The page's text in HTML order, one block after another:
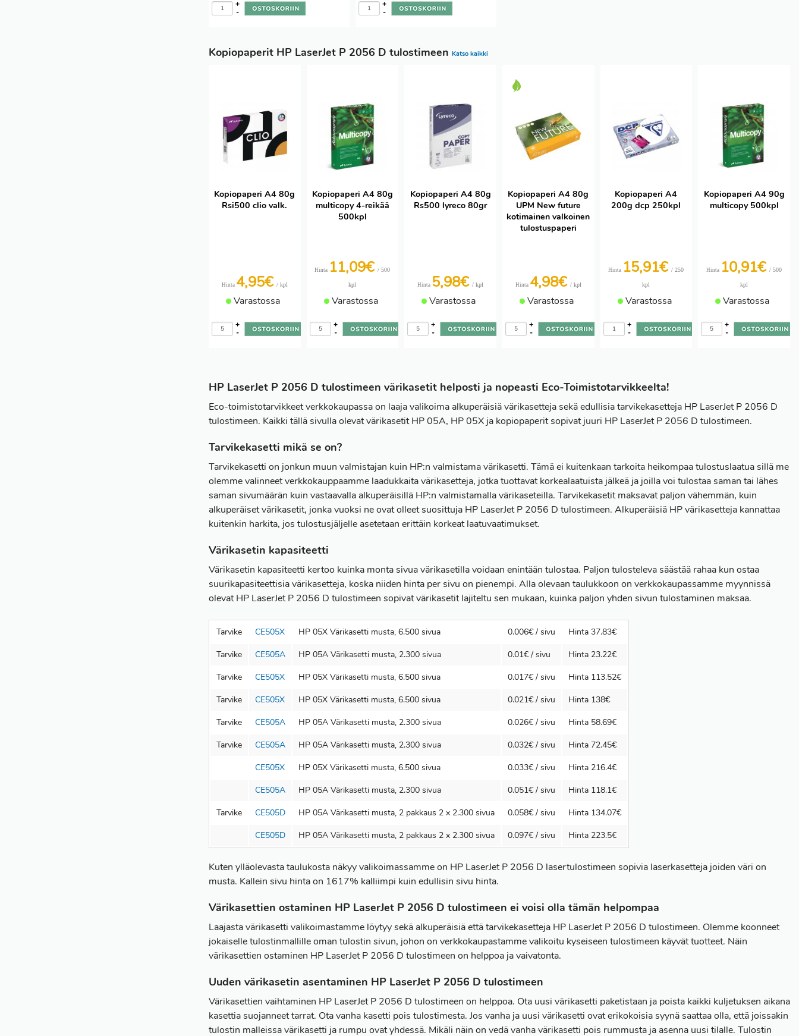
-
+
-
+
Kopiopaperit HP LaserJet P 2056 D tulostimeen Katso kaikki
Kopiopaperi A4 80g
Rsi500 clio valk.
Hinta 4,95€ / kpl
Varastossa
-
+
Kopiopaperi A4 80g
multicopy 4-reikää
500kpl
Hinta 11,09€/ 500
kpl
Varastossa
-
+
Kopiopaperi A4 80g
Rs500 lyreco 80gr
Hinta 5,98€/ kpl
Varastossa
-
+
Kopiopaperi A4 80g
UPM New future
kotimainen valkoinen
tulostuspaperi
Hinta 4,98€ / kpl
Varastossa
-
+
Kopiopaperi A4
200g dcp 250kpl
Hinta 15,91€/ 250
kpl
Varastossa
-
+
Kopiopaperi A4 90g
multicopy 500kpl
Hinta 10,91€/ 500
kpl
Varastossa
-
+
HP LaserJet P 2056 D tulostimeen värikasetit helposti ja nopeasti Eco-Toimistotarvikkeelta!
Eco-toimistotarvikkeet verkkokaupassa on laaja valikoima alkuperäisiä värikasetteja sekä edullisia tarvikekasetteja HP LaserJet P 2056 D
tulostimeen. Kaikki tällä sivulla olevat värikasetit HP 05A, HP 05X ja kopiopaperit sopivat juuri HP LaserJet P 2056 D tulostimeen.
Tarvikekasetti mikä se on?
Tarvikekasetti on jonkun muun valmistajan kuin HP:n valmistama värikasetti. Tämä ei kuitenkaan tarkoita heikompaa tulostuslaatua sillä me
olemme valinneet verkkokauppaamme laadukkaita värikasetteja, jotka tuottavat korkealaatuista jälkeä ja joilla voi tulostaa saman tai lähes
saman sivumäärän kuin vastaavalla alkuperäisillä HP:n valmistamalla värikaseteilla. Tarvikekasetit maksavat paljon vähemmän, kuin
alkuperäiset värikasetit, jonka vuoksi ne ovat olleet suosittuja HP LaserJet P 2056 D tulostimeen. Alkuperäisiä HP värikasetteja kannattaa
kuitenkin harkita, jos tulostusjäljelle asetetaan erittäin korkeat laatuvaatimukset.
Värikasetin kapasiteetti
Värikasetin kapasiteetti kertoo kuinka monta sivua värikasetilla voidaan enintään tulostaa. Paljon tulosteleva säästää rahaa kun ostaa
suurikapasiteettisia värikasetteja, koska niiden hinta per sivu on pienempi. Alla olevaan taulukkoon on verkkokaupassamme myynnissä
olevat HP LaserJet P 2056 D tulostimeen sopivat värikasetit lajiteltu sen mukaan, kuinka paljon yhden sivun tulostaminen maksaa.
Tarvike CE505X HP 05X Värikasetti musta, 6.500 sivua 0.006€ / sivu
Hinta 37.83€
Tarvike
CE505A HP 05A Värikasetti musta, 2.300 sivua 0.01€ / sivu
Hinta 23.22€
Tarvike
CE505X HP 05X Värikasetti musta, 6.500 sivua 0.017€ / sivu
Hinta 113.52€
Tarvike
CE505X HP 05X Värikasetti musta, 6.500 sivua 0.021€ / sivu
Hinta 138€
Tarvike
CE505A HP 05A Värikasetti musta, 2.300 sivua 0.026€ / sivu
Hinta 58.69€
Tarvike
CE505A HP 05A Värikasetti musta, 2.300 sivua 0.032€ / sivu
Hinta 72.45€
CE505X
HP 05X Värikasetti musta, 6.500 sivua 0.033€ / sivu
Hinta 216.4€
CE505A
HP 05A Värikasetti musta, 2.300 sivua 0.051€ / sivu
Hinta 118.1€
Tarvike
CE505D HP 05A Värikasetti musta, 2 pakkaus 2 x 2.300 sivua 0.058€ / sivu
Hinta 134.07€
CE505D
HP 05A Värikasetti musta, 2 pakkaus 2 x 2.300 sivua 0.097€ / sivu Hinta 223.5€
Kuten ylläolevasta taulukosta näkyy valikoimassamme on HP LaserJet P 2056 D lasertulostimeen sopivia laserkasetteja joiden väri on
musta. Kallein sivu hinta on 1617% kalliimpi kuin edullisin sivu hinta.
Värikasettien ostaminen HP LaserJet P 2056 D tulostimeen ei voisi olla tämän helpompaa
Laajasta värikasetti valikoimastamme löytyy sekä alkuperäisiä että tarvikekasetteja HP LaserJet P 2056 D tulostimeen. Olemme koonneet
jokaiselle tulostinmallille oman tulostin sivun, johon on verkkokaupastamme valikoitu kyseiseen tulostimeen käyvät tuotteet. Näin
värikasettien ostaminen HP LaserJet P 2056 D tulostimeen on helppoa ja vaivatonta.
Uuden värikasetin asentaminen HP LaserJet P 2056 D tulostimeen
Värikasettien vaihtaminen HP LaserJet P 2056 D tulostimeen on helppoa. Ota uusi värikasetti paketistaan ja poista kaikki kuljetuksen aikana
kasettia suojanneet tarrat. Ota vanha kasetti pois tulostimesta. Jos vanha ja uusi värikasetti ovat erikokoisia syynä saattaa olla, että joissakin
tulostin malleissa värikasetti ja rumpu ovat yhdessä. Mikäli näin on vedä vanha värikasetti pois rummusta ja asenna uusi tilalle. Tulostin